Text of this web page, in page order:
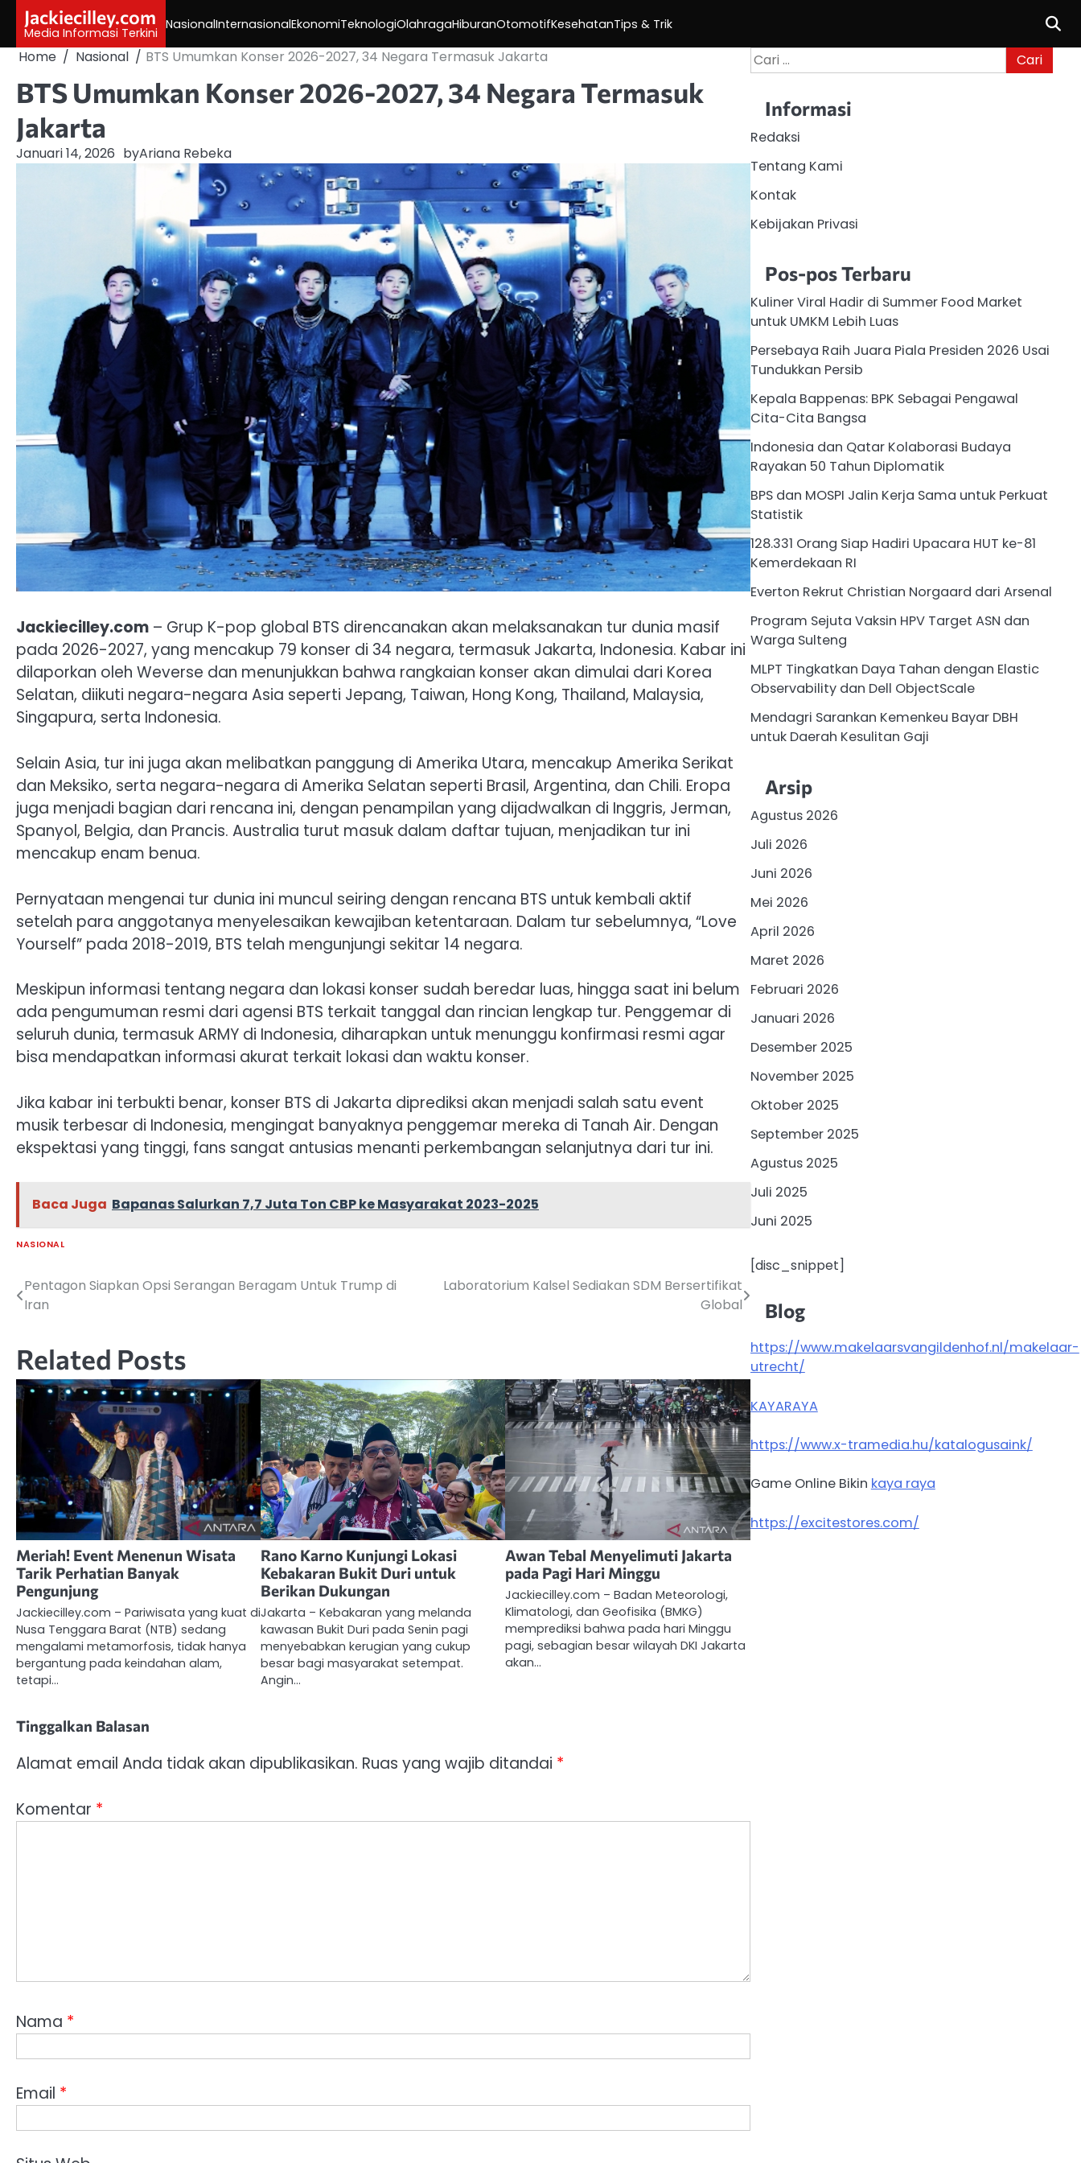
content
Jackiecilley.com
Media Informasi Terkini
NasionalInternasionalEkonomiTeknologiOlahragaHiburanOtomotifKesehatanTips & Trik
Home Nasional BTS Umumkan Konser 2026-2027, 34 Negara Termasuk Jakarta
BTS Umumkan Konser 2026-2027, 34 Negara Termasuk
Jakarta
Januari 14, 2026 byAriana Rebeka
Jackiecilley.com – Grup K-pop global BTS direncanakan akan melaksanakan tur dunia masif
pada 2026-2027, yang mencakup 79 konser di 34 negara, termasuk Jakarta, Indonesia. Kabar ini
dilaporkan oleh Weverse dan menunjukkan bahwa rangkaian konser akan dimulai dari Korea
Selatan, diikuti negara-negara Asia seperti Jepang, Taiwan, Hong Kong, Thailand, Malaysia,
Singapura, serta Indonesia.
Selain Asia, tur ini juga akan melibatkan panggung di Amerika Utara, mencakup Amerika Serikat
dan Meksiko, serta negara-negara di Amerika Selatan seperti Brasil, Argentina, dan Chili. Eropa
juga menjadi bagian dari rencana ini, dengan penampilan yang dijadwalkan di Inggris, Jerman,
Spanyol, Belgia, dan Prancis. Australia turut masuk dalam daftar tujuan, menjadikan tur ini
mencakup enam benua.
Pernyataan mengenai tur dunia ini muncul seiring dengan rencana BTS untuk kembali aktif
setelah para anggotanya menyelesaikan kewajiban ketentaraan. Dalam tur sebelumnya, “Love
Yourself” pada 2018-2019, BTS telah mengunjungi sekitar 14 negara.
Meskipun informasi tentang negara dan lokasi konser sudah beredar luas, hingga saat ini belum
ada pengumuman resmi dari agensi BTS terkait tanggal dan rincian lengkap tur. Penggemar di
seluruh dunia, termasuk ARMY di Indonesia, diharapkan untuk menunggu konfirmasi resmi agar
bisa mendapatkan informasi akurat terkait lokasi dan waktu konser.
Jika kabar ini terbukti benar, konser BTS di Jakarta diprediksi akan menjadi salah satu event
musik terbesar di Indonesia, mengingat banyaknya penggemar mereka di Tanah Air. Dengan
ekspektasi yang tinggi, fans sangat antusias menanti perkembangan selanjutnya dari tur ini.
Baca Juga Bapanas Salurkan 7,7 Juta Ton CBP ke Masyarakat 2023-2025
NASIONAL
Navigasi
Pentagon Siapkan Opsi Serangan Beragam Untuk Trump di
Iran
Laboratorium Kalsel Sediakan SDM Bersertifikat
Global
Related Posts
Meriah! Event Menenun Wisata
Tarik Perhatian Banyak
Pengunjung
Jackiecilley.com – Pariwisata yang kuat di
Nusa Tenggara Barat (NTB) sedang
mengalami metamorfosis, tidak hanya
bergantung pada keindahan alam,
tetapi…
Rano Karno Kunjungi Lokasi
Kebakaran Bukit Duri untuk
Berikan Dukungan
Jakarta – Kebakaran yang melanda
kawasan Bukit Duri pada Senin pagi
menyebabkan kerugian yang cukup
besar bagi masyarakat setempat.
Angin…
Awan Tebal Menyelimuti Jakarta
pada Pagi Hari Minggu
Jackiecilley.com – Badan Meteorologi,
Klimatologi, dan Geofisika (BMKG)
memprediksi bahwa pada hari Minggu
pagi, sebagian besar wilayah DKI Jakarta
akan…
Tinggalkan Balasan
Alamat email Anda tidak akan dipublikasikan. Ruas yang wajib ditandai *
Komentar *
Nama *
Email *
Cari
untuk:
Informasi
Redaksi
Tentang Kami
Kontak
Kebijakan Privasi
Pos-pos Terbaru
Kuliner Viral Hadir di Summer Food Market
untuk UMKM Lebih Luas
Persebaya Raih Juara Piala Presiden 2026 Usai
Tundukkan Persib
Kepala Bappenas: BPK Sebagai Pengawal
Cita-Cita Bangsa
Indonesia dan Qatar Kolaborasi Budaya
Rayakan 50 Tahun Diplomatik
BPS dan MOSPI Jalin Kerja Sama untuk Perkuat
Statistik
128.331 Orang Siap Hadiri Upacara HUT ke-81
Kemerdekaan RI
Everton Rekrut Christian Norgaard dari Arsenal
Program Sejuta Vaksin HPV Target ASN dan
Warga Sulteng
MLPT Tingkatkan Daya Tahan dengan Elastic
Observability dan Dell ObjectScale
Mendagri Sarankan Kemenkeu Bayar DBH
untuk Daerah Kesulitan Gaji
Arsip
Agustus 2026
Juli 2026
Juni 2026
Mei 2026
April 2026
Maret 2026
Februari 2026
Januari 2026
Desember 2025
November 2025
Oktober 2025
September 2025
Agustus 2025
Juli 2025
Juni 2025
[disc_snippet]
Blog
https://www.makelaarsvangildenhof.nl/makelaar-
utrecht/
KAYARAYA
https://www.x-tramedia.hu/katalogusaink/
Game Online Bikin kaya raya
https://excitestores.com/